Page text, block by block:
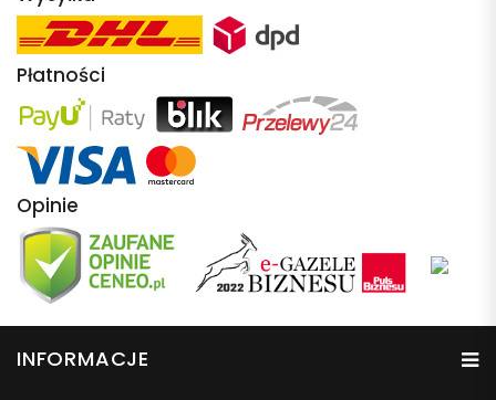
Płatności
Opinie
INFORMACJE